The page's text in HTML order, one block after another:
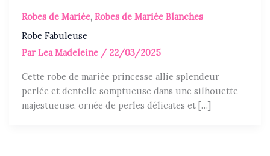
Robes de Mariée,Robes de Mariée Blanches
Robe Fabuleuse
ParLea Madeleine / 22/03/2025
Cette robe de mariée princesse allie splendeur
perlée et dentelle somptueuse dans une silhouette
majestueuse, ornée de perles délicates et […]